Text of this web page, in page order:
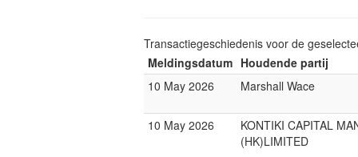
Transactiegeschiedenis voor de
Meldingsdatum Houdende partij
10 May 2026
Marshall Wace
10 May 2026
KONTIKI CAPITAL
(HK)LIMITED